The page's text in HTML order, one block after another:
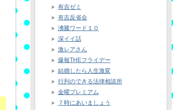
有吉ゼミ
有吉反省会
沸騰ワード１０
深イイ話
激レアさん
爆報THEフライデー
結婚したら人生激変
行列のできる法律相談所
金曜プレミアム
７時にあいましょう